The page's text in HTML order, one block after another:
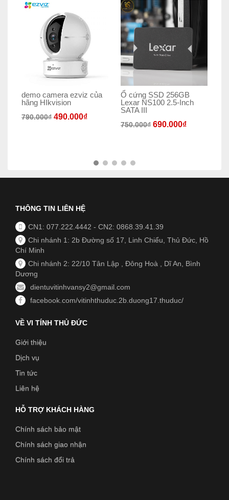
demo camera ezviz của
hãng HIkvision
790.000₫ 490.000₫
Ổ cứng SSD 256GB
Lexar NS100 2.5-Inch
SATA III
750.000₫ 690.000₫
THÔNG TIN LIÊN HỆ
CN1: 077.222.4442 - CN2: 0868.39.41.39
Chi nhánh 1: 2b Đường số 17, Linh Chiểu, Thủ Đức, Hồ
Chí Minh
Chi nhánh 2: 22/10 Tân Lập , Đông Hoà , Dĩ An, Bình
Dương
dientuvitinhvansy2@gmail.com
facebook.com/vitinhthuduc.2b.duong17.thuduc/
VỀ VI TÍNH THỦ ĐỨC
Giới thiệu
Dịch vụ
Tin tức
Liên hệ
HỖ TRỢ KHÁCH HÀNG
Chính sách bảo mật
Chính sách giao nhận
Chính sách đổi trả